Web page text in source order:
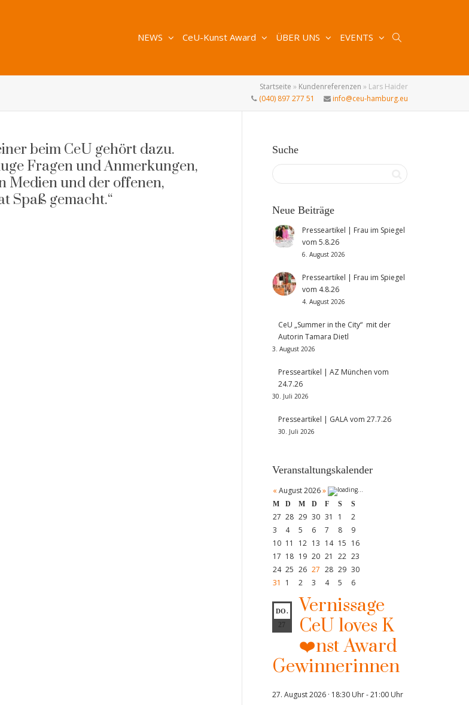
NEWS CeU-Kunst Award ÜBER UNS EVENTS
Startseite » Kundenreferenzen » Lars Haider
(040) 897 277 51
info@ceu-hamburg.eu
beim CeU gehört dazu.
Fragen und Anmerkungen,
Medien und der offenen,
Spaß gemacht.“
Suche
Neue Beiträge
Presseartikel | Frau im Spiegel
vom 5.8.26
6. August 2026
Presseartikel | Frau im Spiegel
vom 4.8.26
4. August 2026
CeU „Summer in the City“ mit der
Autorin Tamara Dietl
3. August 2026
Presseartikel | AZ München vom
24.7.26
30. Juli 2026
Presseartikel | GALA vom 27.7.26
30. Juli 2026
Veranstaltungskalender
« August 2026 »
M D M D F S S
27 28 29 30 31 1
2
3
4 5 6 7 8
9
10 11 12 13 14 15 16
17 18 19 20 21 22 23
24 25 26 27 28 29 30
31
1 2 3 4 5 6
DO.
27
Vernissage
CeU loves K
❤️nst Award
Gewinnerinnen
27. August 2026 · 18:30 Uhr-21:00 Uhr